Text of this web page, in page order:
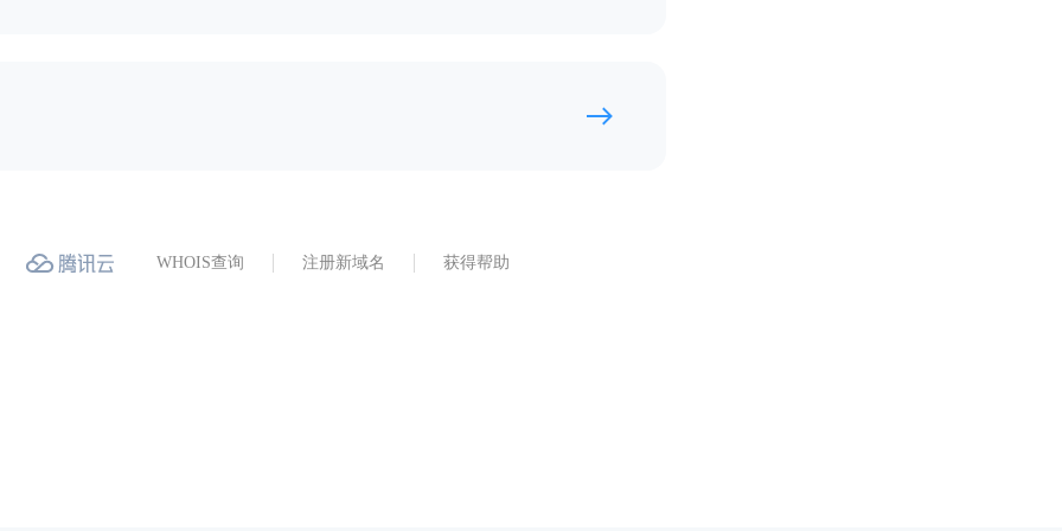
WHOIS查询 注册新域名 获得帮助